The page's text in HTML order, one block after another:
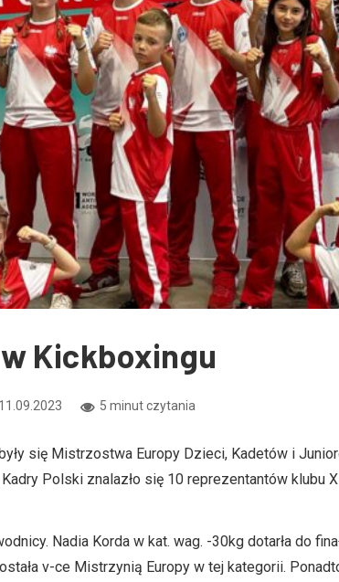
Kickboxingu
11.09.2023 5 minut czytania
się Mistrzostwa Europy Dzieci, Kadetów i
Polski znalazło się 10 reprezentantów klubu
Nadia Korda w kat. wag. -30kg dotarła do
v-ce Mistrzynią Europy w tej kategorii.